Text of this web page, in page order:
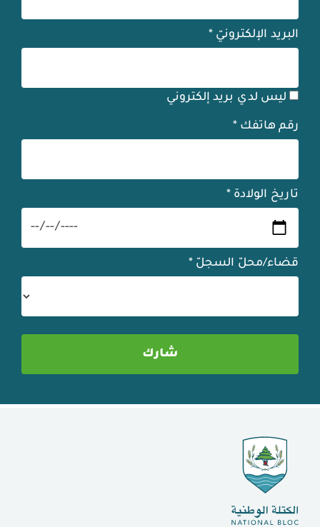
البريد الإلكترونيّ *
ليس لدي بريد إلكتروني
رقم هاتفك *
تاريخ الولادة *
قضاء/محلّ السجلّ *